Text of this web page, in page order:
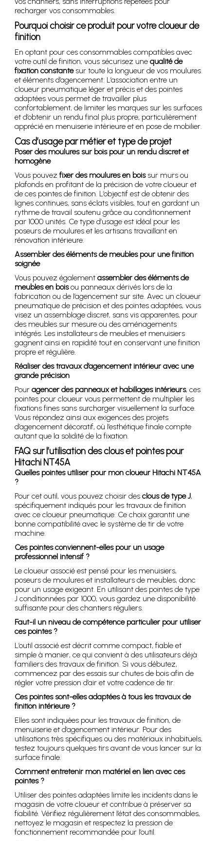
recharger vos consommables.
Pourquoi choisir ce produit pour votre cloueur de
finition
En optant pour ces consommables compatibles avec
votre outil de finition, vous sécurisez une qualité de
fixation constantesur toute la longueur de vos moulures
et éléments d’agencement. L’association entre un
cloueur pneumatique léger et précis et des pointes
adaptées vous permet de travailler plus
confortablement, de limiter les marques sur les surfaces
et d’obtenir un rendu final plus propre, particulièrement
apprécié en menuiserie intérieure et en pose de mobilier.
Cas d’usage par métier et type de projet
Poser des moulures sur bois pour un rendu discret et
homogène
Vous pouvez fixer des moulures en boissur murs ou
plafonds en profitant de la précision de votre cloueur et
de ces pointes de finition. L’objectif est de obtenir des
lignes continues, sans éclats visibles, tout en gardant un
rythme de travail soutenu grâce au conditionnement
par 1000 unités. Ce type d’usage est idéal pour les
poseurs de moulures et les artisans travaillant en
rénovation intérieure.
Assembler des éléments de meubles pour une finition
soignée
Vous pouvez également assembler des éléments de
meubles en boisou panneaux dérivés lors de la
fabrication ou de l’agencement sur site. Avec un cloueur
pneumatique de précision et des pointes adaptées, vous
visez un assemblage discret, sans vis apparentes, pour
des meubles sur mesure ou des aménagements
intégrés. Les installateurs de meubles et menuisiers
gagnent ainsi en rapidité tout en conservant une finition
propre et régulière.
Réaliser des travaux d’agencement intérieur avec une
grande précision
Pour agencer des panneaux et habillages intérieurs, ces
pointes pour cloueur vous permettent de multiplier les
fixations fines sans surcharger visuellement la surface.
Vous répondez ainsi aux exigences des projets
d’agencement décoratif, où l’esthétique finale compte
autant que la solidité de la fixation.
FAQ sur l’utilisation des clous et pointes pour
Hitachi NT45A
Quelles pointes utiliser pour mon cloueur Hitachi NT45A
?
Pour cet outil, vous pouvez choisir des clous de type J,
spécifiquement indiqués pour les travaux de finition
avec ce cloueur pneumatique. Ce choix garantit une
bonne compatibilité avec le système de tir de votre
machine.
Ces pointes conviennent-elles pour un usage
professionnel intensif ?
Le cloueur associé est pensé pour les menuisiers,
poseurs de moulures et installateurs de meubles, donc
pour un usage exigeant. En utilisant des pointes de type
J conditionnées par 1000, vous gardez une disponibilité
suffisante pour des chantiers réguliers.
Faut-il un niveau de compétence particulier pour utiliser
ces pointes ?
L’outil associé est décrit comme compact, fiable et
simple à manier, ce qui convient à des utilisateurs déjà
familiers des travaux de finition. Si vous débutez,
commencez par des essais sur chutes de bois afin de
régler votre pression d’air et votre cadence de tir.
Ces pointes sont-elles adaptées à tous les travaux de
finition intérieure ?
Elles sont indiquées pour les travaux de finition, de
menuiserie et d’agencement intérieur. Pour des
utilisations très spécifiques ou des matériaux inhabituels,
testez toujours quelques tirs avant de vous lancer sur la
surface finale.
Comment entretenir mon matériel en lien avec ces
pointes ?
Utiliser des pointes adaptées limite les incidents dans le
magasin de votre cloueur et contribue à préserver sa
fiabilité. Vérifiez régulièrement l’état des consommables,
nettoyez le magasin et respectez la pression de
fonctionnement recommandée pour l’outil.